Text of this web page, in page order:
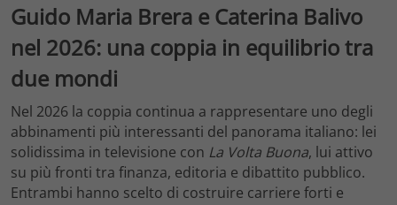
Guido Maria Brera e Caterina Balivo
nel 2026: una coppia in equilibrio tra
due mondi
Nel 2026 la coppia continua a rappresentare uno degli
abbinamenti più interessanti del panorama italiano: lei
solidissima in televisione con La Volta Buona, lui attivo
su più fronti tra finanza, editoria e dibattito pubblico.
Entrambi hanno scelto di costruire carriere forti e